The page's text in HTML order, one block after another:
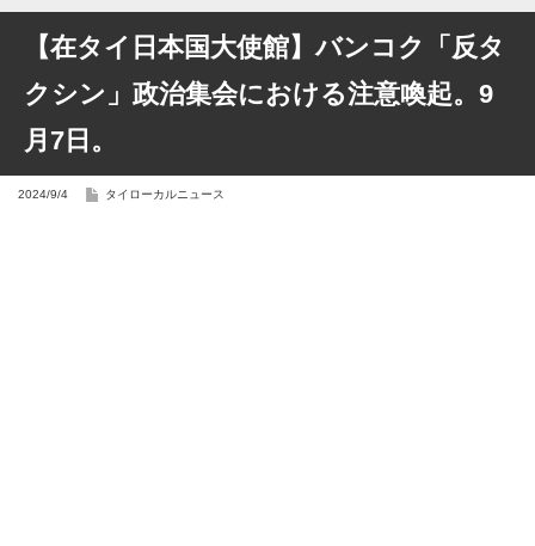
【在タイ日本国大使館】バンコク「反タ
クシン」政治集会における注意喚起。9
月7日。
2024/9/4 タイローカルニュース